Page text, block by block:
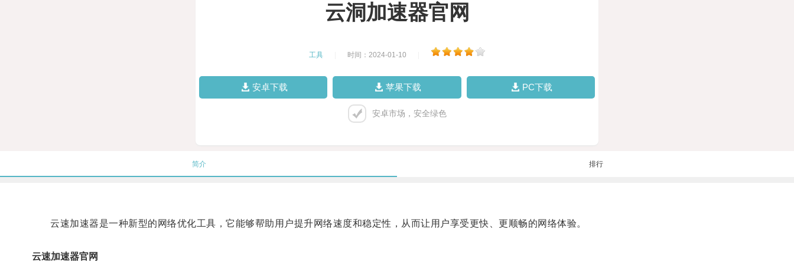
云洞加速器官网
工具 时间：2024-01-10
安卓下载 苹果下载 PC下载
安卓市场，安全绿色
简介 排行
云速加速器是一种新型的网络优化工具，它能够帮助用户提升网络速度和稳定性，从而让用户享受更快、更顺畅的网络体验。
云速加速器官网